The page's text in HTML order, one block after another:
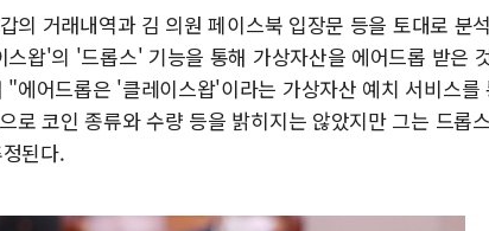
李대통령, ISA 개편
동해중부 전 해상 풍
연일 폭염에 온열질
中 전방위 아파트 부양
인제 용대리 계곡서
의 거래내역과 김 의원 페이스북 입장문 등을 토대로 분석
왑'의 '드롭스' 기능을 통해 가상자산을 에어드롭 받은
에어드롭은 '클레이스왑'이라는 가상자산 예치 서비스를
로 코인 종류와 수량 등을 밝히지는 않았지만 그는 드롭스
된다.